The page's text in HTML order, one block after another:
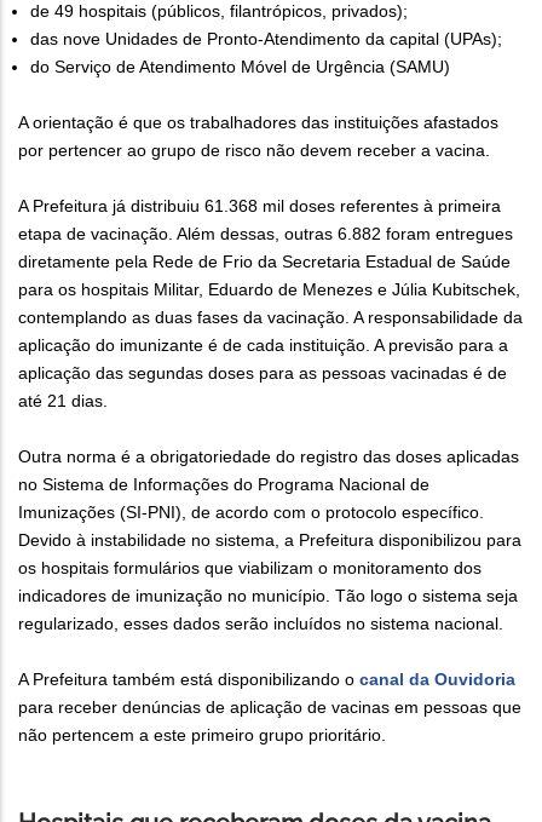
de 49 hospitais (públicos, filantrópicos, privados);
das nove Unidades de Pronto-Atendimento da capital (UPAs);
do Serviço de Atendimento Móvel de Urgência (SAMU)
A orientação é que os trabalhadores das instituições afastados
por pertencer ao grupo de risco não devem receber a vacina.
A Prefeitura já distribuiu 61.368 mil doses referentes à primeira
etapa de vacinação. Além dessas, outras 6.882 foram entregues
diretamente pela Rede de Frio da Secretaria Estadual de Saúde
para os hospitais Militar, Eduardo de Menezes e Júlia Kubitschek,
contemplando as duas fases da vacinação. A responsabilidade da
aplicação do imunizante é de cada instituição. A previsão para a
aplicação das segundas doses para as pessoas vacinadas é de
até 21 dias.
Outra norma é a obrigatoriedade do registro das doses aplicadas
no Sistema de Informações do Programa Nacional de
Imunizações (SI-PNI), de acordo com o protocolo específico.
Devido à instabilidade no sistema, a Prefeitura disponibilizou para
os hospitais formulários que viabilizam o monitoramento dos
indicadores de imunização no município. Tão logo o sistema seja
regularizado, esses dados serão incluídos no sistema nacional.
A Prefeitura também está disponibilizando o canal da Ouvidoria
para receber denúncias de aplicação de vacinas em pessoas que
não pertencem a este primeiro grupo prioritário.